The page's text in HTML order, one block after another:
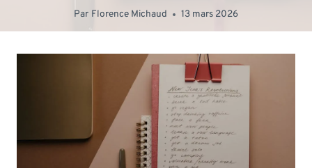
Par Florence Michaud 13 mars 2026